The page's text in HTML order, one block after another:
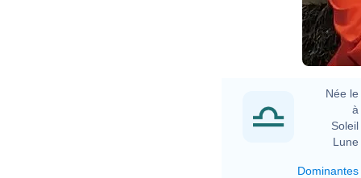
Née le
à
Soleil
Lune
Dominantes